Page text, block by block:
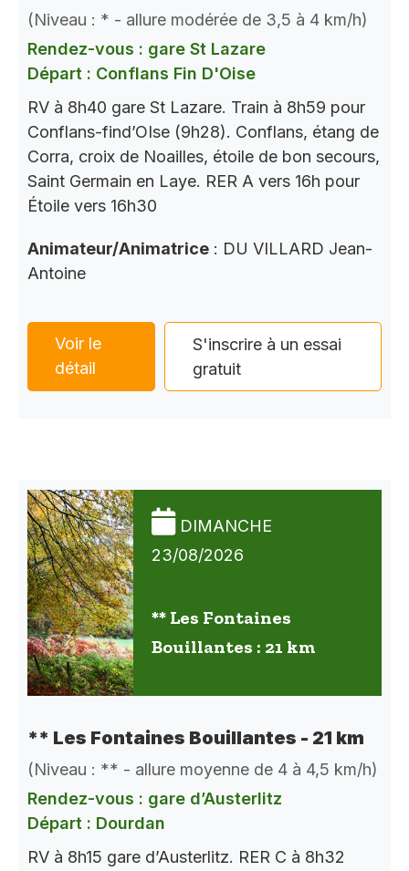
(Niveau : * - allure modérée de 3,5 à 4 km/h)
Rendez-vous : gare St Lazare
Départ : Conflans Fin D'Oise
RV à 8h40 gare St Lazare. Train à 8h59 pour
Conflans-find’OIse (9h28). Conflans, étang de
Corra, croix de Noailles, étoile de bon secours,
Saint Germain en Laye. RER A vers 16h pour
Étoile vers 16h30
Animateur/Animatrice : DU VILLARD Jean-
Antoine
Voir le
détail
S'inscrire à un essai
gratuit
DIMANCHE
23/08/2026
** Les Fontaines
Bouillantes : 21 km
** Les Fontaines Bouillantes - 21 km
(Niveau : ** - allure moyenne de 4 à 4,5 km/h)
Rendez-vous : gare d’Austerlitz
Départ : Dourdan
RV à 8h15 gare d’Austerlitz. RER C à 8h32